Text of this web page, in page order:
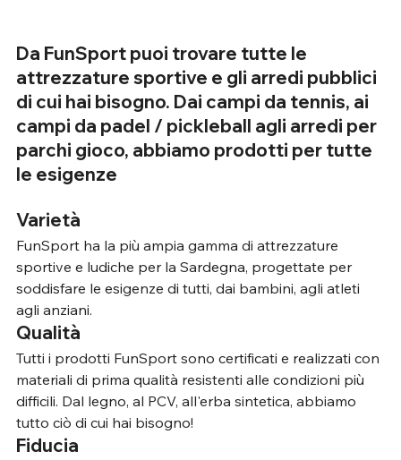
Da FunSport puoi trovare tutte le
attrezzature sportive e gli arredi pubblici
di cui hai bisogno. Dai campi da tennis, ai
campi da padel / pickleball agli arredi per
parchi gioco, abbiamo prodotti per tutte
le esigenze
Varietà
FunSport ha la più ampia gamma di attrezzature
sportive e ludiche per la Sardegna, progettate per
soddisfare le esigenze di tutti, dai bambini, agli atleti
agli anziani.
Qualità
Tutti i prodotti FunSport sono certificati e realizzati con
materiali di prima qualità resistenti alle condizioni più
difficili. Dal legno, al PCV, all'erba sintetica, abbiamo
tutto ciò di cui hai bisogno!
Fiducia